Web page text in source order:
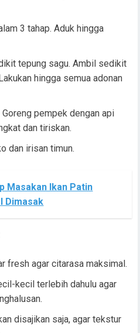
3 tahap. Aduk hingga
tepung sagu. Ambil sedikit
hingga semua adonan
pempek dengan api
dan tiriskan.
dan irisan timun.
Masakan Ikan Patin
Dimasak
fresh agar citarasa maksimal.
kecil terlebih dahulu agar
disajikan saja, agar tekstur